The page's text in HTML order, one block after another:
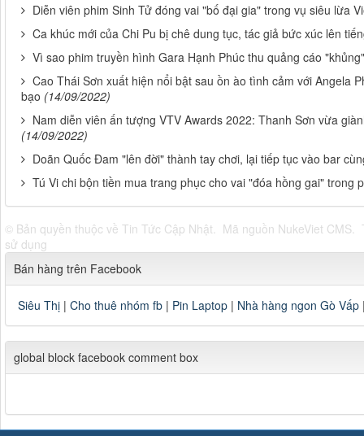
Diễn viên phim Sinh Tử đóng vai "bố đại gia" trong vụ siêu lừa
Ca khúc mới của Chi Pu bị chê dung tục, tác giả bức xúc lên
Vì sao phim truyền hình Gara Hạnh Phúc thu quảng cáo
Cao Thái Sơn xuất hiện nổi bật sau ồn ào tình cảm với Angela
bạo (14/09/2022)
Nam diễn viên ấn tượng VTV Awards 2022: Thanh Sơn vừa
(14/09/2022)
Doãn Quốc Đam "lên đời" thành tay chơi, lại tiếp tục vào bar
Tú Vi chi bộn tiền mua trang phục cho vai "đóa hồng gai" trong
© Bản quyền thuộc về Tin Tức Cập Nhật Mã nguồn NukeViet CMS
sử dụng
Bán hàng trên Facebook
Siêu Thị | Cho thuê nhóm fb | Pin Laptop | Nhà hàng ngon Gò Vấp
global block facebook comment box